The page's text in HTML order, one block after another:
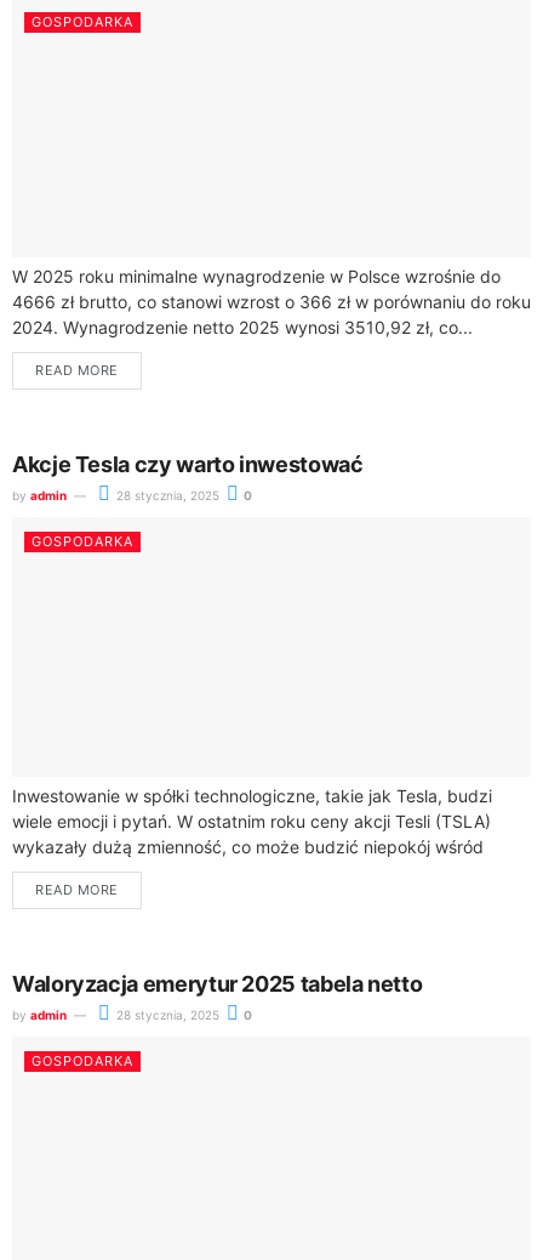
GOSPODARKA
W 2025 roku minimalne wynagrodzenie w Polsce wzrośnie do
4666 zł brutto, co stanowi wzrost o 366 zł w porównaniu do roku
2024. Wynagrodzenie netto 2025 wynosi 3510,92 zł, co...
READ MORE
Akcje Tesla czy warto inwestować
by admin 28 stycznia, 2025 0
GOSPODARKA
Inwestowanie w spółki technologiczne, takie jak Tesla, budzi
wiele emocji i pytań. W ostatnim roku ceny akcji Tesli (TSLA)
wykazały dużą zmienność, co może budzić niepokój wśród
potencjalnych inwestorów. Od...
READ MORE
Waloryzacja emerytur 2025 tabela netto
by admin 28 stycznia, 2025 0
GOSPODARKA